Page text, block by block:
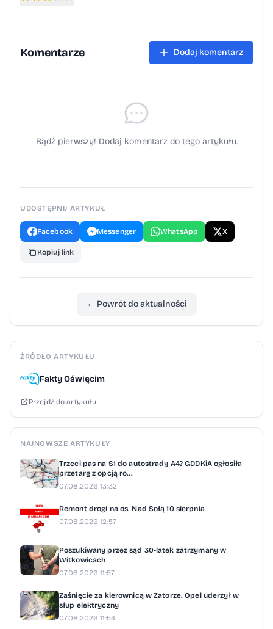
Komentarze Dodaj komentarz
Bądź pierwszy! Dodaj komentarz do tego artykułu.
UDOSTĘPNIJ ARTYKUŁ
Facebook Messenger WhatsApp X
Kopiuj link
← Powrót do aktualności
ŹRÓDŁO ARTYKUŁU
Fakty Oświęcim
Przejdź do artykułu
NAJNOWSZE ARTYKUŁY
Trzeci pas na S1 do autostrady A4? GDDKiA ogłosiła
przetarg z opcją ro...
07.08.2026 13:32
Remont drogi na os. Nad Sołą 10 sierpnia
07.08.2026 12:57
Poszukiwany przez sąd 30-latek zatrzymany w
Witkowicach
07.08.2026 11:57
Zaśnięcie za kierownicą w Zatorze. Opel uderzył w
słup elektryczny
07.08.2026 11:54